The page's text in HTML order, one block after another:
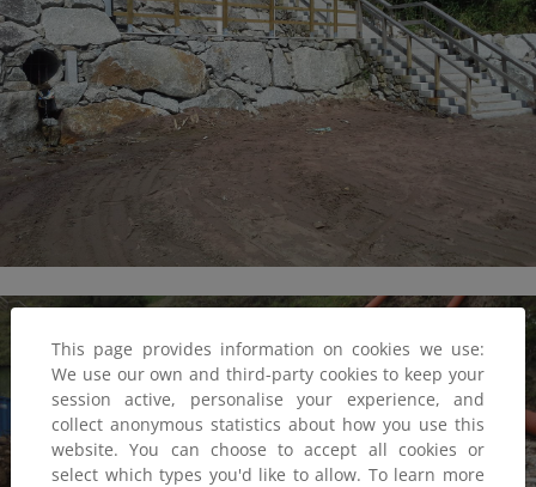
This page provides information on cookies we use:
We use our own and third-party cookies to keep your
session active, personalise your experience, and
collect anonymous statistics about how you use this
website. You can choose to accept all cookies or
select which types you'd like to allow. To learn more